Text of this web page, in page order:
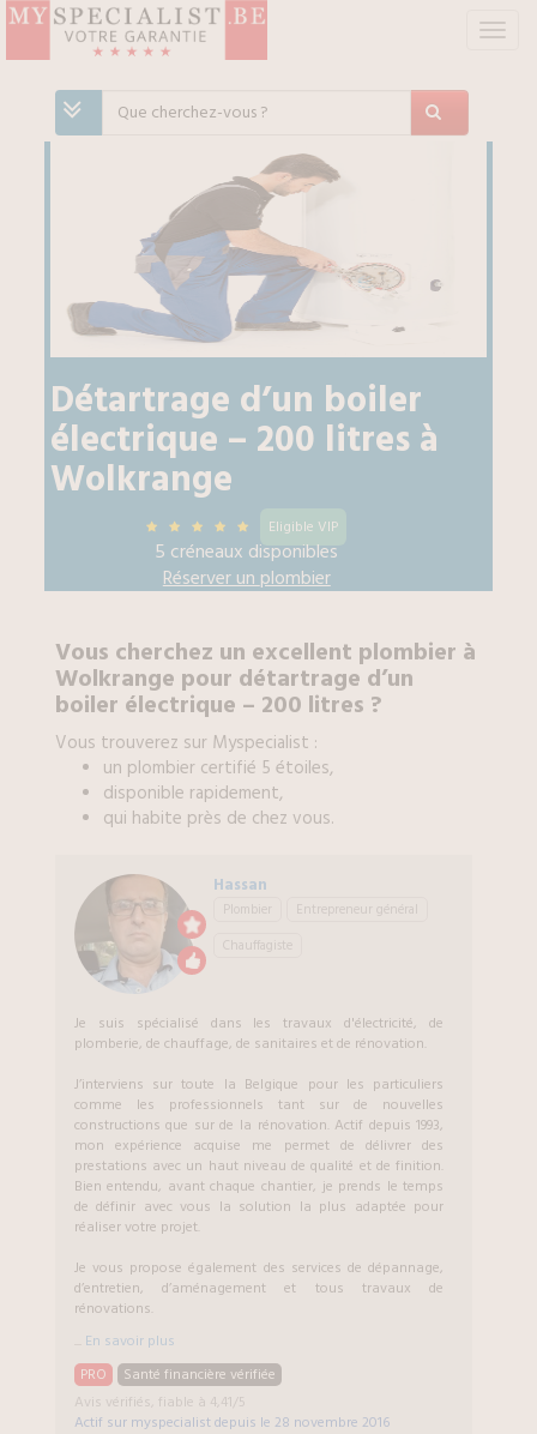
S
c
Détartrage d’un boiler
électrique – 200 litres à
Wolkrange
Eligible VIP
5 créneaux disponibles
Réserver un plombier
Vous cherchez un excellent plombier à
Wolkrange pour détartrage d’un
boiler électrique – 200 litres ?
Vous trouverez sur Myspecialist :
un plombier certifié 5 étoiles,
disponible rapidement,
qui habite près de chez vous.
Hassan
Plombier
Entrepreneur général
Chauffagiste
Je suis spécialisé dans les travaux d'électricité, de
plomberie, de chauffage, de sanitaires et de rénovation.
J’interviens sur toute la Belgique pour les particuliers
comme les professionnels tant sur de nouvelles
constructions que sur de la rénovation. Actif depuis 1993,
mon expérience acquise me permet de délivrer des
prestations avec un haut niveau de qualité et de finition.
Bien entendu, avant chaque chantier, je prends le temps
de définir avec vous la solution la plus adaptée pour
réaliser votre projet.
Je vous propose également des services de dépannage,
d’entretien, d’aménagement et tous travaux de
rénovations.
En savoir plus
PRO
Santé financière vérifiée
Avis vérifiés, fiable à 4,41/5
Actif sur myspecialist depuis le 28 novembre 2016